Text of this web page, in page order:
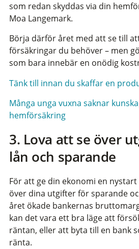
som redan skyddas via din
Moa Langemark.
Börja därför året med att se till
försäkringar du behöver – men
som bara innebär en onödig
Tänk till innan du skaffar en
Många unga vuxna saknar
hemförsäkring
3. Lova att se över
lån och sparande
För att ge din ekonomi en nystart
över dina utgifter för sparande
året ökade bankernas
kan det vara ett bra läge att
räntan, eller att byta till en bank
ränta.